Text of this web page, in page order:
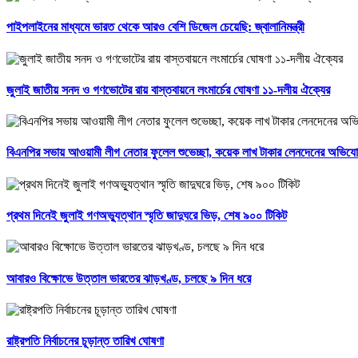
পাইপলাইনের মাধ্যমে ভারত থেকে আরও বেশি ডিজেল চেয়েছি: জ্বালানিমন্ত্রী
জুলাই জাতীয় সনদ ও গণভোটের রায় বাস্তবায়নে লংমার্চের ঘোষণা ১১-দলীয় ঐক্যের
বিএনপির সভায় আওয়ামী লীগ নেতার ফুলেল শুভেচ্ছা, কয়েক লাখ টাকার লেনদেনের
প্রথম দিনেই জুলাই গণঅভ্যুত্থান স্মৃতি জাদুঘরে ভিড়, শেষ ৯০০ টিকিট
আবারও বিক্ষোভে উত্তাল ভারতের ঝাড়খণ্ড, চলছে ৯ দিন ধরে
রাষ্ট্রপতি নির্বাচনের চূড়ান্ত তারিখ ঘোষণা